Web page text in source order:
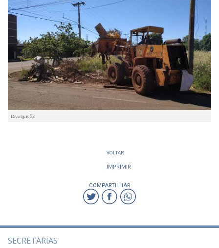
Divulgação
VOLTAR
IMPRIMIR
COMPARTILHAR
SECRETARIAS